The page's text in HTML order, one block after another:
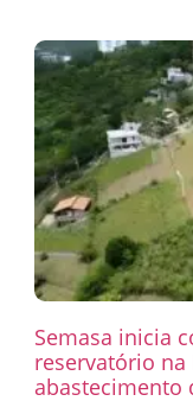
Semasa inicia
reservatório na
abastecimento